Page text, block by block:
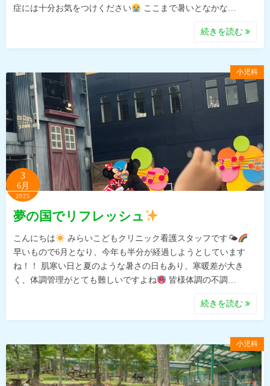
症には十分お気をつけください
ここまで暑いとなかな…
続きを読む
小児科
3
6月
2025
夢の国でリフレッシュ
こんにちは
みらいこどもクリニック看護スタッフです🌤
早いもので6月となり、今年も半分が経過しようとしています
ね！！ 肌寒い日と夏のような暑さの日もあり、寒暖差が大き
く、体調管理がとても難しいですよね
皆様体調の不調…
続きを読む
小児科